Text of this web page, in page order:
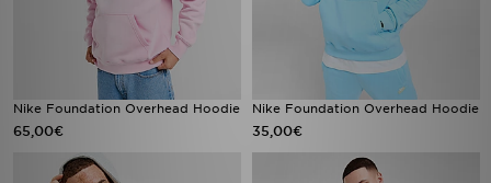
Nike Foundation Overhead Hoodie
65,00€
Nike Foundation Overhead Hoodie
35,00€